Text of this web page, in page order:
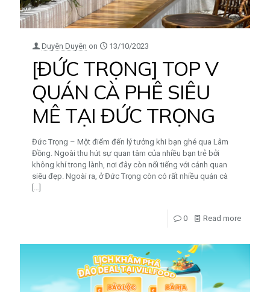
Duyên Duyên on 13/10/2023
[ĐỨC TRỌNG] TOP V
QUÁN CÀ PHÊ SIÊU
MÊ TẠI ĐỨC TRỌNG
Đức Trọng – Một điểm đến lý tưởng khi bạn ghé qua Lâm
Đồng. Ngoài thu hút sự quan tâm của nhiều bạn trẻ bởi
không khí trong lành, nơi đây còn nổi tiếng với cảnh quan
siêu đẹp. Ngoài ra, ở Đức Trọng còn có rất nhiều quán cà
0 Read more